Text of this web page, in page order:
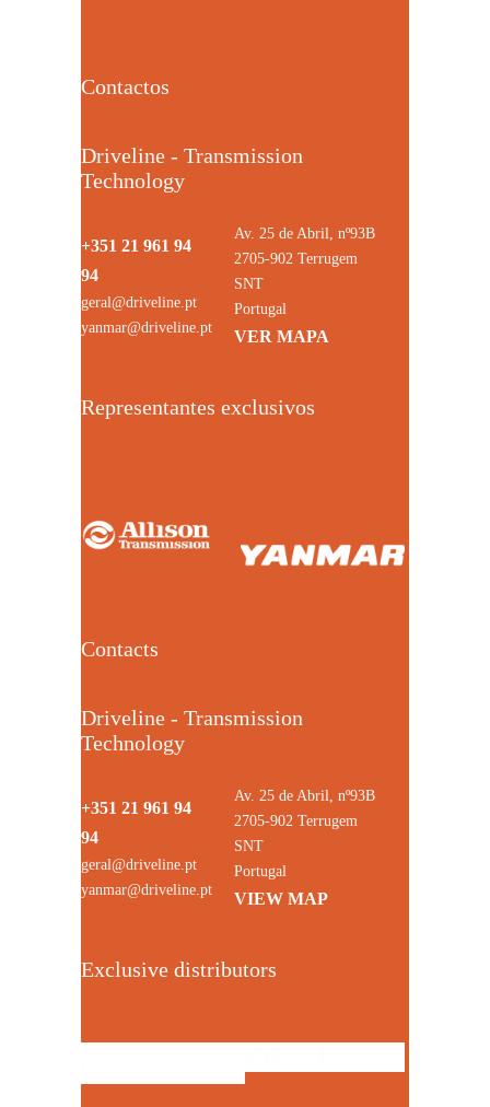
Contactos
Driveline - Transmission
Technology
+351 21 961 94
94
geral@driveline.pt
yanmar@driveline.pt
Av. 25 de Abril, nº93B
2705-902 Terrugem
SNT
Portugal
VER MAPA
Representantes exclusivos
Contacts
Driveline - Transmission
Technology
+351 21 961 94
94
geral@driveline.pt
yanmar@driveline.pt
Av. 25 de Abril, nº93B
2705-902 Terrugem
SNT
Portugal
VIEW MAP
Exclusive distributors